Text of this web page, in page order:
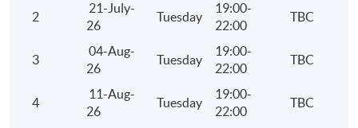
學員符合下列所有要求，將可按香港大學體制，經香港
出席率達70%或以上；及
通過所有評核並取得合格成績
2
21-July-
26
Tuesday
19:00-
22:00
TBC
3
04-Aug-
26
Tuesday
19:00-
22:00
TBC
4
11-Aug-
26
Tuesday
19:00-
22:00
TBC